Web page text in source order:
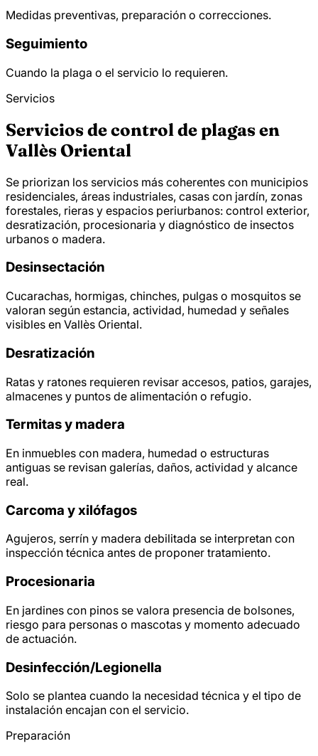
Medidas preventivas, preparación o correcciones.
Seguimiento
Cuando la plaga o el servicio lo requieren.
Servicios
Servicios de control de plagas en
Vallès Oriental
Se priorizan los servicios más coherentes con municipios
residenciales, áreas industriales, casas con jardín, zonas
forestales, rieras y espacios periurbanos: control exterior,
desratización, procesionaria y diagnóstico de insectos
urbanos o madera.
Desinsectación
Cucarachas, hormigas, chinches, pulgas o mosquitos se
valoran según estancia, actividad, humedad y señales
visibles en Vallès Oriental.
Desratización
Ratas y ratones requieren revisar accesos, patios, garajes,
almacenes y puntos de alimentación o refugio.
Termitas y madera
En inmuebles con madera, humedad o estructuras
antiguas se revisan galerías, daños, actividad y alcance
real.
Carcoma y xilófagos
Agujeros, serrín y madera debilitada se interpretan con
inspección técnica antes de proponer tratamiento.
Procesionaria
En jardines con pinos se valora presencia de bolsones,
riesgo para personas o mascotas y momento adecuado
de actuación.
Desinfección/Legionella
Solo se plantea cuando la necesidad técnica y el tipo de
instalación encajan con el servicio.
Preparación